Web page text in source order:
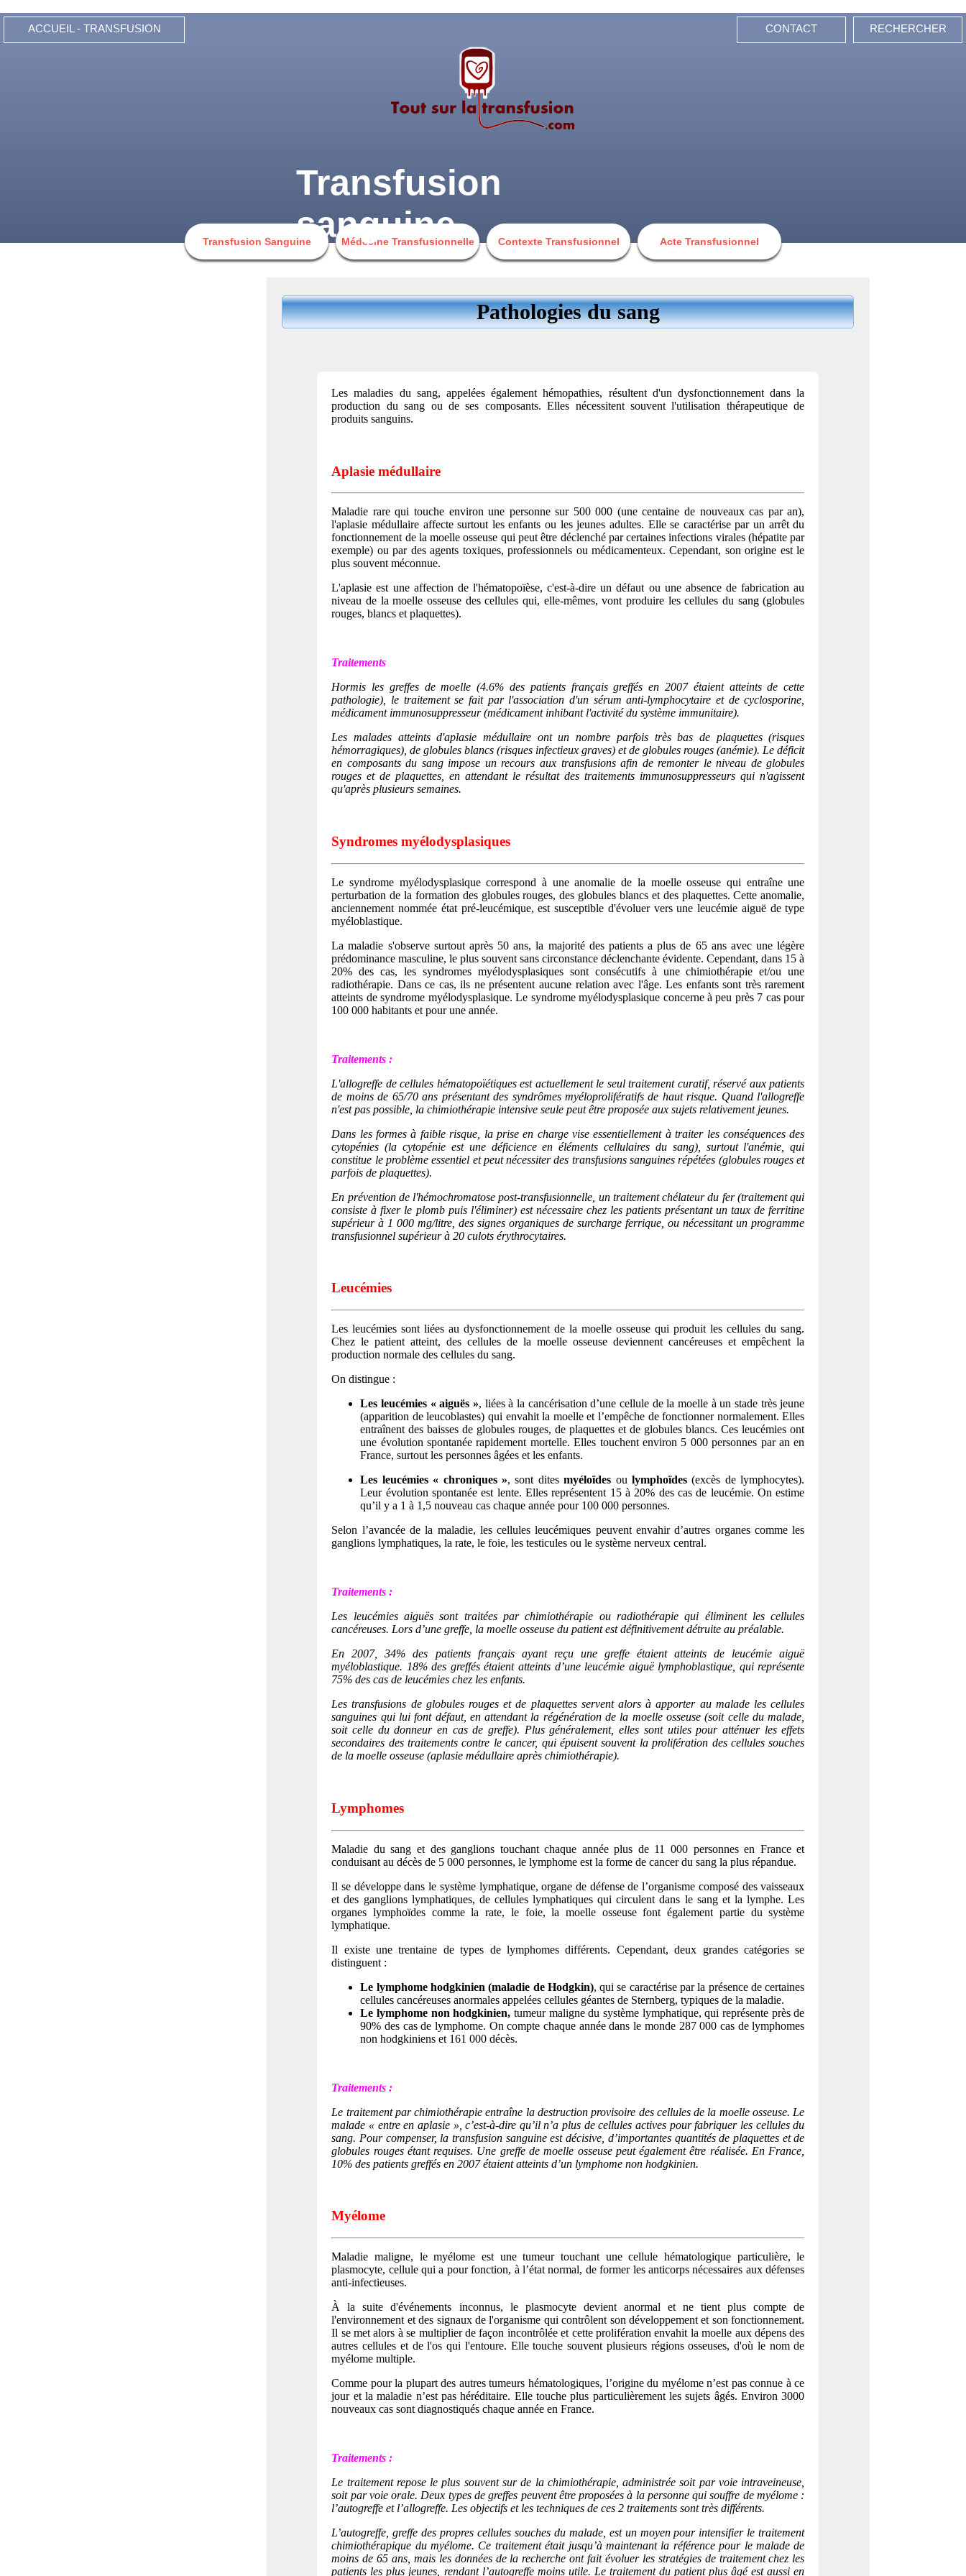
ACCUEIL - TRANSFUSION RECHERCHER
CONTACT
Transfusion
sanguine
Transfusion Sanguine Médecine Transfusionnelle Contexte Transfusionnel Acte Transfusionnel
Pathologies du sang
Les maladies du sang, appelées également hémopathies, résultent d'un dysfonctionnement dans la
production du sang ou de ses composants. Elles nécessitent souvent l'utilisation thérapeutique de
produits sanguins.
Aplasie médullaire
Maladie rare qui touche environ une personne sur 500 000 (une centaine de nouveaux cas par an),
l'aplasie médullaire affecte surtout les enfants ou les jeunes adultes. Elle se caractérise par un arrêt du
fonctionnement de la moelle osseuse qui peut être déclenché par certaines infections virales (hépatite par
exemple) ou par des agents toxiques, professionnels ou médicamenteux. Cependant, son origine est le
plus souvent méconnue.
L'aplasie est une affection de l'hématopoïèse, c'est-à-dire un défaut ou une absence de fabrication au
niveau de la moelle osseuse des cellules qui, elle-mêmes, vont produire les cellules du sang (globules
rouges, blancs et plaquettes).
Traitements
Hormis les greffes de moelle (4.6% des patients français greffés en 2007 étaient atteints de cette
pathologie), le traitement se fait par l'association d'un sérum anti-lymphocytaire et de cyclosporine,
médicament immunosuppresseur (médicament inhibant l'activité du système immunitaire).
Les malades atteints d'aplasie médullaire ont un nombre parfois très bas de plaquettes (risques
hémorragiques), de globules blancs (risques infectieux graves) et de globules rouges (anémie). Le déficit
en composants du sang impose un recours aux transfusions afin de remonter le niveau de globules
rouges et de plaquettes, en attendant le résultat des traitements immunosuppresseurs qui n'agissent
qu'après plusieurs semaines.
Syndromes myélodysplasiques
Le syndrome myélodysplasique correspond à une anomalie de la moelle osseuse qui entraîne une
perturbation de la formation des globules rouges, des globules blancs et des plaquettes. Cette anomalie,
anciennement nommée état pré-leucémique, est susceptible d'évoluer vers une leucémie aiguë de type
myéloblastique.
La maladie s'observe surtout après 50 ans, la majorité des patients a plus de 65 ans avec une légère
prédominance masculine, le plus souvent sans circonstance déclenchante évidente. Cependant, dans 15 à
20% des cas, les syndromes myélodysplasiques sont consécutifs à une chimiothérapie et/ou une
radiothérapie. Dans ce cas, ils ne présentent aucune relation avec l'âge. Les enfants sont très rarement
atteints de syndrome myélodysplasique. Le syndrome myélodysplasique concerne à peu près 7 cas pour
100 000 habitants et pour une année.
Traitements :
L'allogreffe de cellules hématopoïétiques est actuellement le seul traitement curatif, réservé aux patients
de moins de 65/70 ans présentant des syndrômes myéloprolifératifs de haut risque. Quand l'allogreffe
n'est pas possible, la chimiothérapie intensive seule peut être proposée aux sujets relativement jeunes.
Dans les formes à faible risque, la prise en charge vise essentiellement à traiter les conséquences des
cytopénies (la cytopénie est une déficience en éléments cellulaires du sang), surtout l'anémie, qui
constitue le problème essentiel et peut nécessiter des transfusions sanguines répétées (globules rouges et
parfois de plaquettes).
En prévention de l'hémochromatose post-transfusionnelle, un traitement chélateur du fer (traitement qui
consiste à fixer le plomb puis l'éliminer) est nécessaire chez les patients présentant un taux de ferritine
supérieur à 1 000 mg/litre, des signes organiques de surcharge ferrique, ou nécessitant un programme
transfusionnel supérieur à 20 culots érythrocytaires.
Leucémies
Les leucémies sont liées au dysfonctionnement de la moelle osseuse qui produit les cellules du sang.
Chez le patient atteint, des cellules de la moelle osseuse deviennent cancéreuses et empêchent la
production normale des cellules du sang.
On distingue :
Les leucémies « aiguës », liées à la cancérisation d’une cellule de la moelle à un stade très jeune
(apparition de leucoblastes) qui envahit la moelle et l’empêche de fonctionner normalement. Elles
entraînent des baisses de globules rouges, de plaquettes et de globules blancs. Ces leucémies ont
une évolution spontanée rapidement mortelle. Elles touchent environ 5 000 personnes par an en
France, surtout les personnes âgées et les enfants.
Les leucémies « chroniques », sont ditesmyéloïdes ou lymphoïdes (excès de lymphocytes).
Leur évolution spontanée est lente. Elles représentent 15 à 20% des cas de leucémie. On estime
qu’il y a 1 à 1,5 nouveau cas chaque année pour 100 000 personnes.
Selon l’avancée de la maladie, les cellules leucémiques peuvent envahir d’autres organes comme les
ganglions lymphatiques, la rate, le foie, les testicules ou le système nerveux central.
Traitements :
Les leucémies aiguës sont traitées par chimiothérapie ou radiothérapie qui éliminent les cellules
cancéreuses. Lors d’une greffe, la moelle osseuse du patient est définitivement détruite au préalable.
En 2007, 34% des patients français ayant reçu une greffe étaient atteints de leucémie aiguë
myéloblastique. 18% des greffés étaient atteints d’une leucémie aiguë lymphoblastique, qui représente
75% des cas de leucémies chez les enfants.
Les transfusions de globules rouges et de plaquettes servent alors à apporter au malade les cellules
sanguines qui lui font défaut, en attendant la régénération de la moelle osseuse (soit celle du malade,
soit celle du donneur en cas de greffe). Plus généralement, elles sont utiles pour atténuer les effets
secondaires des traitements contre le cancer, qui épuisent souvent la prolifération des cellules souches
de la moelle osseuse (aplasie médullaire après chimiothérapie).
Lymphomes
Maladie du sang et des ganglions touchant chaque année plus de 11 000 personnes en France et
conduisant au décès de 5 000 personnes, le lymphome est la forme de cancer du sang la plus répandue.
Il se développe dans le système lymphatique, organe de défense de l’organisme composé des vaisseaux
et des ganglions lymphatiques, de cellules lymphatiques qui circulent dans le sang et la lymphe. Les
organes lymphoïdes comme la rate, le foie, la moelle osseuse font également partie du système
lymphatique.
Il existe une trentaine de types de lymphomes différents. Cependant, deux grandes catégories se
distinguent :
Le lymphome hodgkinien (maladie de Hodgkin), qui se caractérise par la présence de certaines
cellules cancéreuses anormales appelées cellules géantes de Sternberg, typiques de la maladie.
Le lymphome non hodgkinien, tumeur maligne du système lymphatique, qui représente près de
90% des cas de lymphome. On compte chaque année dans le monde 287 000 cas de lymphomes
non hodgkiniens et 161 000 décès.
Traitements :
Le traitement par chimiothérapie entraîne la destruction provisoire des cellules de la moelle osseuse. Le
malade « entre en aplasie », c’est-à-dire qu’il n’a plus de cellules actives pour fabriquer les cellules du
sang. Pour compenser, la transfusion sanguine est décisive, d’importantes quantités de plaquettes et de
globules rouges étant requises. Une greffe de moelle osseuse peut également être réalisée. En France,
10% des patients greffés en 2007 étaient atteints d’un lymphome non hodgkinien.
Myélome
Maladie maligne, le myélome est une tumeur touchant une cellule hématologique particulière, le
plasmocyte, cellule qui a pour fonction, à l’état normal, de former les anticorps nécessaires aux défenses
anti-infectieuses.
À la suite d'événements inconnus, le plasmocyte devient anormal et ne tient plus compte de
l'environnement et des signaux de l'organisme qui contrôlent son développement et son fonctionnement.
Il se met alors à se multiplier de façon incontrôlée et cette prolifération envahit la moelle aux dépens des
autres cellules et de l'os qui l'entoure. Elle touche souvent plusieurs régions osseuses, d'où le nom de
myélome multiple.
Comme pour la plupart des autres tumeurs hématologiques, l’origine du myélome n’est pas connue à ce
jour et la maladie n’est pas héréditaire. Elle touche plus particulièrement les sujets âgés. Environ 3000
nouveaux cas sont diagnostiqués chaque année en France.
Traitements :
Le traitement repose le plus souvent sur de la chimiothérapie, administrée soit par voie intraveineuse,
soit par voie orale. Deux types de greffes peuvent être proposées à la personne qui souffre de myélome :
l’autogreffe et l’allogreffe. Les objectifs et les techniques de ces 2 traitements sont très différents.
L’autogreffe, greffe des propres cellules souches du malade, est un moyen pour intensifier le traitement
chimiothérapique du myélome. Ce traitement était jusqu’à maintenant la référence pour le malade de
moins de 65 ans, mais les données de la recherche ont fait évoluer les stratégies de traitement chez les
patients les plus jeunes, rendant l’autogreffe moins utile. Le traitement du patient plus âgé est aussi en